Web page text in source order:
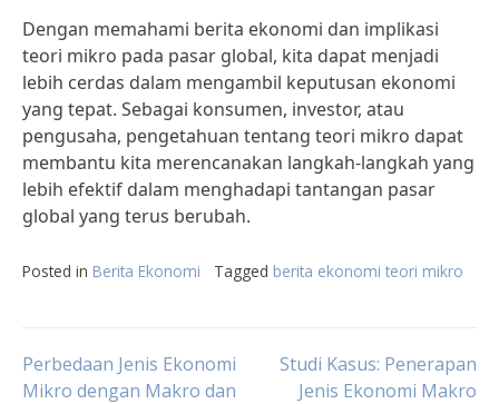
Dengan memahami berita ekonomi dan implikasi
teori mikro pada pasar global, kita dapat menjadi
lebih cerdas dalam mengambil keputusan ekonomi
yang tepat. Sebagai konsumen, investor, atau
pengusaha, pengetahuan tentang teori mikro dapat
membantu kita merencanakan langkah-langkah yang
lebih efektif dalam menghadapi tantangan pasar
global yang terus berubah.
Posted in Berita Ekonomi Tagged berita ekonomi teori mikro
Post
Perbedaan Jenis Ekonomi
Mikro dengan Makro dan
Studi Kasus: Penerapan
Jenis Ekonomi Makro